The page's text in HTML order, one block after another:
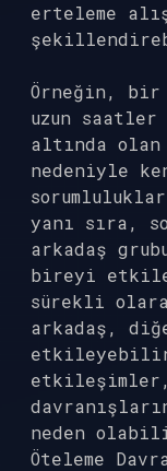
erteleme
Örneğin,
uzun saatler
altında
nedeniyle
yanı sıra,
arkadaş
bireyi
sürekli
arkadaş,
neden
Öteleme